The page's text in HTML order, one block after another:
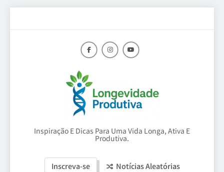
Longevidade
Produtiva
Inspiração E Dicas Para Uma Vida Longa, Ativa E
Produtiva.
Inscreva-se Notícias Aleatórias